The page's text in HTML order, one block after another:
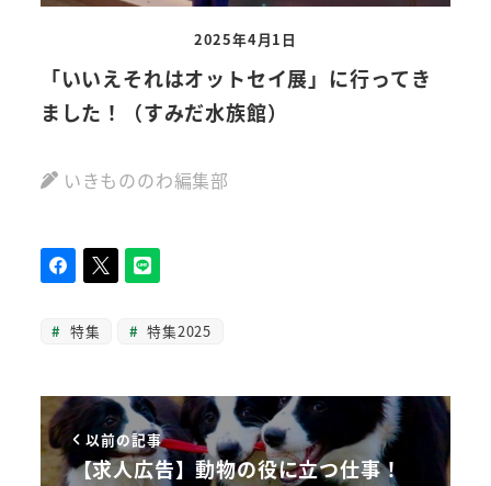
2025年4月1日
「いいえそれはオットセイ展」に行ってき
ました！（すみだ水族館）
いきもののわ編集部
特集 特集2025
以前の記事
【求人広告】動物の役に立つ仕事！